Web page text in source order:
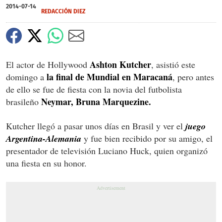
2014-07-14
REDACCIÓN DIEZ
El actor de Hollywood Ashton Kutcher, asistió este
domingo a la final de Mundial en Maracaná, pero antes
de ello se fue de fiesta con la novia del futbolista
brasileño Neymar, Bruna Marquezine.
Kutcher llegó a pasar unos días en Brasil y ver el juego
Argentina-Alemania y fue bien recibido por su amigo, el
presentador de televisión Luciano Huck, quien organizó
una fiesta en su honor.